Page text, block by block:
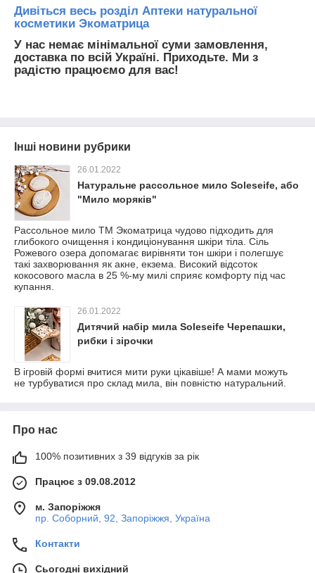
Дивіться весь розділ Аптеки натуральної
косметики Экоматрица
У нас немає мінімальної суми замовлення,
доставка по всій Україні. Приходьте. Ми з
радістю працюємо для вас!
Інші новини рубрики
26.01.2022
Натуральне рассольное мило Soleseife, або
"Мило моряків"
Рассольное мило ТМ Экоматрица чудово підходить для
глибокого очищення і кондиціонування шкіри тіла. Сіль
Рожевого озера допомагає вирівняти тон шкіри і полегшує
такі захворювання як акне, екзема. Високий відсоток
кокосового масла в 25 %-му милі сприяє комфорту під час
купання.
26.01.2022
Дитячий набір мила Soleseife Черепашки,
рибки і зірочки
В ігровій формі вчитися мити руки цікавіше! А мами можуть
не турбуватися про склад мила, він повністю натуральний.
Про нас
100% позитивних з 39 відгуків за рік
Працює з 09.08.2012
м. Запоріжжя
пр. Соборний, 92, Запоріжжя, Україна
Контакти
Сьогодні вихідний